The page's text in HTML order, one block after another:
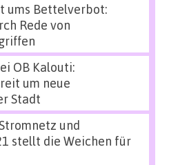
ums Bettelverbot:
Rede von
OB Kalouti:
um neue
Stadt
und
stellt die Weichen für